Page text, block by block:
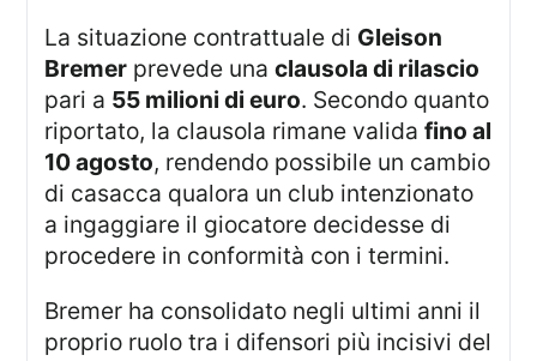
La situazione contrattuale di Gleison
Bremer prevede unaclausola di rilascio
pari a 55 milioni di euro. Secondo quanto
riportato, la clausola rimane validafino al
10 agosto, rendendo possibile un cambio
di casacca qualora un club intenzionato
a ingaggiare il giocatore decidesse di
procedere in conformità con i termini.
Bremer ha consolidato negli ultimi anni il
proprio ruolo tra i difensori più incisivi del